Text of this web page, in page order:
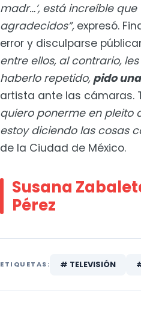
madr…’, está increíble
agradecidos”,expresó.
error y disculparse
entre ellos, al contrario,
haberlo repetido, pido
artista ante las cámaras.
quiero ponerme en pleito
estoy diciendo las cosas
de la Ciudad de México.
Susana
Pérez
ETIQUETAS: # TELEVISIÓN